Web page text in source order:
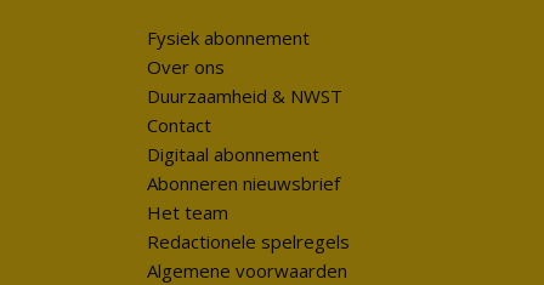
Fysiek abonnement
Over ons
Duurzaamheid & NWST
Contact
Digitaal abonnement
Abonneren nieuwsbrief
Het team
Redactionele spelregels
Algemene voorwaarden